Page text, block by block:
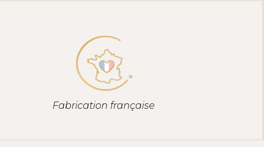
Fabrication française